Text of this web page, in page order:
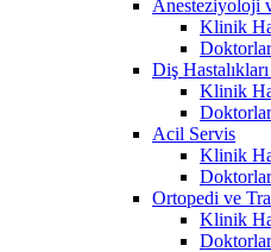
Anesteziyoloji
Klinik
Diş
Klinik
Acil Servis
Klinik
Ortopedi ve
Klinik